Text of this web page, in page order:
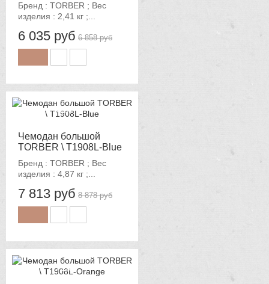
Бренд : TORBER ; Вес
изделия : 2,41 кг ;...
6 035 руб 6 858 руб
Чемодан большой
TORBER \ T1908L-Blue
Бренд : TORBER ; Вес
изделия : 4,87 кг ;...
7 813 руб
-12%
8 878 руб
-12%